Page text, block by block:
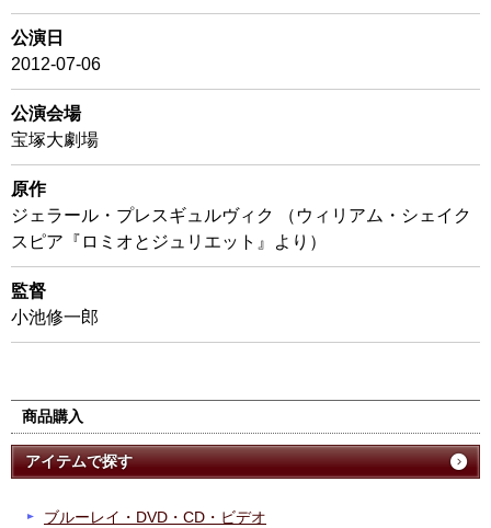
公演日
2012-07-06
公演会場
宝塚大劇場
原作
ジェラール・プレスギュルヴィク （ウィリアム・シェイク
スピア『ロミオとジュリエット』より）
監督
小池修一郎
商品購入
アイテムで探す
ブルーレイ・DVD・CD・ビデオ